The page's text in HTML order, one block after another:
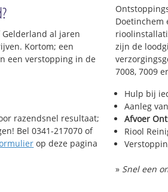
al jaren
Kortom; een
een verstopping in de
razendsnel resultaat;
Bel 0341-217070 of
op deze pagina
Doetinchem
zijn de
7008, 7009
Hulp bij
Aanleg
Afvoer
Riool
» Snel een